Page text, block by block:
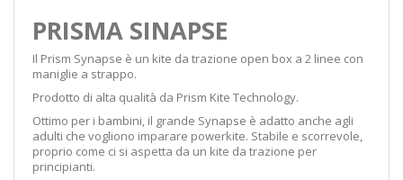
PRISMA SINAPSE
Il Prism Synapse è un kite da trazione open box a 2 linee con
maniglie a strappo.
Prodotto di alta qualità da Prism Kite Technology.
Ottimo per i bambini, il grande Synapse è adatto anche agli
adulti che vogliono imparare powerkite. Stabile e scorrevole,
proprio come ci si aspetta da un kite da trazione per
principianti.